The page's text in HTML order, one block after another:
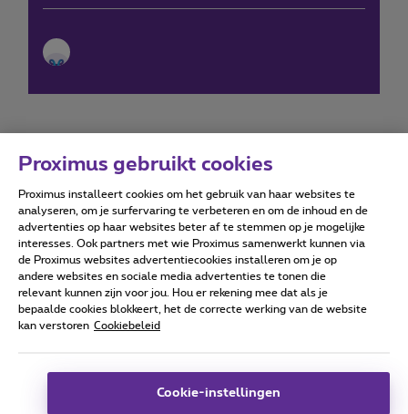
Forumvoorwaarden Accessibility statement
Alle rechten voorbehouden. © Proximus
Algemene voorwaarden, consumenteninfo
Deze website is gecreëerd en wordt beheerd conform het
Proximus gebruikt cookies
Proximus installeert cookies om het gebruik van haar websites te
analyseren, om je surfervaring te verbeteren en om de inhoud en de
advertenties op haar websites beter af te stemmen op je mogelijke
interesses. Ook partners met wie Proximus samenwerkt kunnen via
de Proximus websites advertentiecookies installeren om je op
andere websites en sociale media advertenties te tonen die
relevant kunnen zijn voor jou. Hou er rekening mee dat als je
bepaalde cookies blokkeert, het de correcte werking van de website
kan verstoren Cookiebeleid
Cookie-instellingen